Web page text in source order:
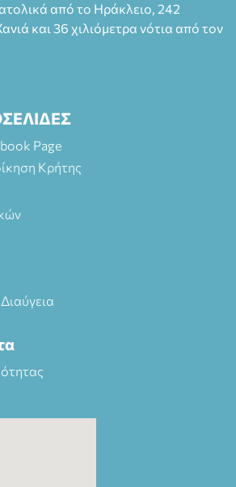
21:15 Οργάνωση: ΚΝΩΣΟΣ
ΕΕ
από το Ηράκλειο, 242
και 36 χιλιόμετρα νότια από τον
Page
Κρήτης